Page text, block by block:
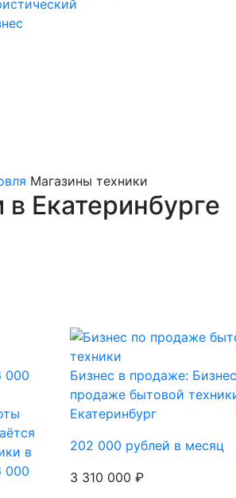
Магазины техники
Екатеринбурге
в
000
Бизнес в продаже:
продаже бытовой
Екатеринбург
202 000 рублей в месяц
3 310 000 ₽